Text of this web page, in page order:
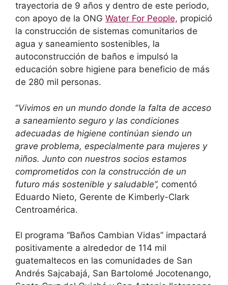
trayectoria de 9 años y dentro de este periodo,
con apoyo de la ONG Water For People, propició
la construcción de sistemas comunitarios de
agua y saneamiento sostenibles, la
autoconstrucción de baños e impulsó la
educación sobre higiene para beneficio de más
de 280 mil personas.
“Vivimos en un mundo donde la falta de acceso
a saneamiento seguro y las condiciones
adecuadas de higiene continúan siendo un
grave problema, especialmente para mujeres y
niños. Junto con nuestros socios estamos
comprometidos con la construcción de un
futuro más sostenible y saludable”, comentó
Eduardo Nieto, Gerente de Kimberly-Clark
Centroamérica.
El programa “Baños Cambian Vidas” impactará
positivamente a alrededor de 114 mil
guatemaltecos en las comunidades de San
Andrés Sajcabajá, San Bartolomé Jocotenango,